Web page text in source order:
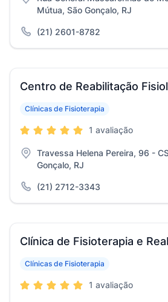
Mútua, São Gonçalo, RJ
(21) 2601-8782
Centro de Reabilitação
Clínicas de Fisioterapia
1 avaliação
Travessa Helena Pereira, 96 -
Gonçalo, RJ
(21) 2712-3343
Clínica de Fisioterapia e
Clínicas de Fisioterapia
1 avaliação